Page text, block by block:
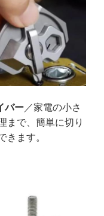
バー ／家電の小さ
まで、簡単に切り
きます。